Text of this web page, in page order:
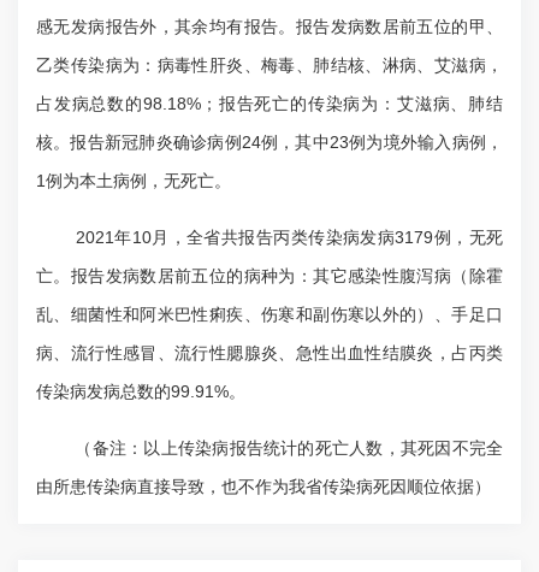
感无发病报告外，其余均有报告。报告发病数居前五位的甲、
乙类传染病为：病毒性肝炎、梅毒、肺结核、淋病、艾滋病，
占发病总数的98.18%；报告死亡的传染病为：艾滋病、肺结
核。报告新冠肺炎确诊病例24例，其中23例为境外输入病例，
1例为本土病例，无死亡。
2021年10月，全省共报告丙类传染病发病3179例，无死
亡。报告发病数居前五位的病种为：其它感染性腹泻病（除霍
乱、细菌性和阿米巴性痢疾、伤寒和副伤寒以外的）、手足口
病、流行性感冒、流行性腮腺炎、急性出血性结膜炎，占丙类
传染病发病总数的99.91%。
（备注：以上传染病报告统计的死亡人数，其死因不完全
由所患传染病直接导致，也不作为我省传染病死因顺位依据）